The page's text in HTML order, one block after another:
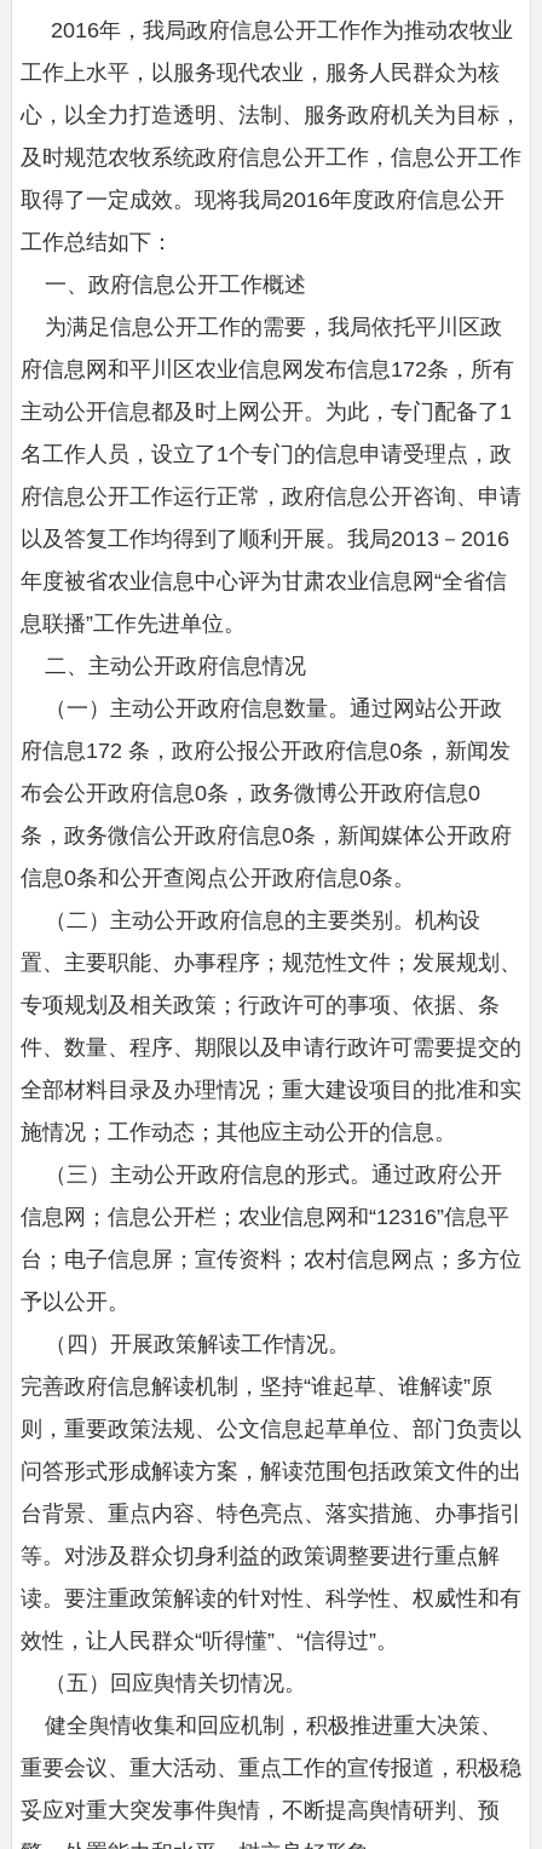
2016年，我局政府信息公开工作作为推动农牧业
工作上水平，以服务现代农业，服务人民群众为核
心，以全力打造透明、法制、服务政府机关为目标，
及时规范农牧系统政府信息公开工作，信息公开工作
取得了一定成效。现将我局2016年度政府信息公开
工作总结如下：
一、政府信息公开工作概述
为满足信息公开工作的需要，我局依托平川区政
府信息网和平川区农业信息网发布信息172条，所有
主动公开信息都及时上网公开。为此，专门配备了1
名工作人员，设立了1个专门的信息申请受理点，政
府信息公开工作运行正常，政府信息公开咨询、申请
以及答复工作均得到了顺利开展。我局2013－2016
年度被省农业信息中心评为甘肃农业信息网“全省信
息联播”工作先进单位。
二、主动公开政府信息情况
（一）主动公开政府信息数量。通过网站公开政
府信息172 条，政府公报公开政府信息0条，新闻发
布会公开政府信息0条，政务微博公开政府信息0
条，政务微信公开政府信息0条，新闻媒体公开政府
信息0条和公开查阅点公开政府信息0条。
（二）主动公开政府信息的主要类别。机构设
置、主要职能、办事程序；规范性文件；发展规划、
专项规划及相关政策；行政许可的事项、依据、条
件、数量、程序、期限以及申请行政许可需要提交的
全部材料目录及办理情况；重大建设项目的批准和实
施情况；工作动态；其他应主动公开的信息。
（三）主动公开政府信息的形式。通过政府公开
信息网；信息公开栏；农业信息网和“12316”信息平
台；电子信息屏；宣传资料；农村信息网点；多方位
予以公开。
（四）开展政策解读工作情况。
完善政府信息解读机制，坚持“谁起草、谁解读”原
则，重要政策法规、公文信息起草单位、部门负责以
问答形式形成解读方案，解读范围包括政策文件的出
台背景、重点内容、特色亮点、落实措施、办事指引
等。对涉及群众切身利益的政策调整要进行重点解
读。要注重政策解读的针对性、科学性、权威性和有
效性，让人民群众“听得懂”、“信得过”。
（五）回应舆情关切情况。
健全舆情收集和回应机制，积极推进重大决策、
重要会议、重大活动、重点工作的宣传报道，积极稳
妥应对重大突发事件舆情，不断提高舆情研判、预